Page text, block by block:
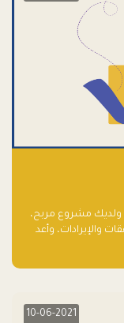
ولديك مشروع مربح،
والإيرادات، وأعد
10-06-2021